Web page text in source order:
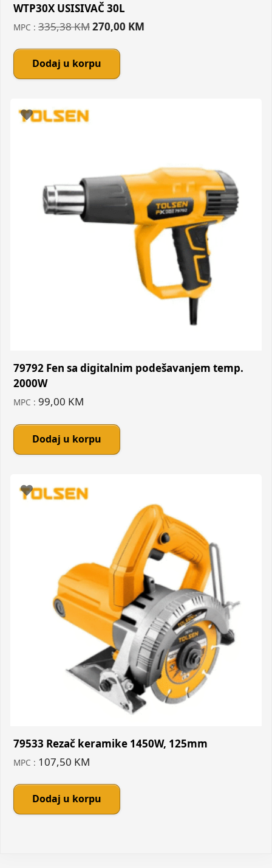
WTP30X USISIVAČ 30L
MPC : 335,38KMOriginal
335,38 KM.
270,00 KM
Dodaj u korpu
79792 Fen sa digitalnim podešavanjem temp.
2000W
MPC : 99,00 KM
Dodaj u korpu
79533 Rezač keramike 1450W, 125mm
MPC : 107,50 KM
Dodaj u korpu